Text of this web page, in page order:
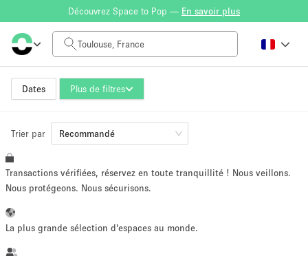
Découvrez Space to Pop — En savoir plus
Dates Plus de filtres
Tarif à la journée
0€
Taille de l'espace
~ 13 personnes
Trier par Recommandé
Transactions vérifiées, réservez en toute tranquillité ! Nous veillons.
Nous protégeons. Nous sécurisons.
La plus grande sélection d'espaces au monde.